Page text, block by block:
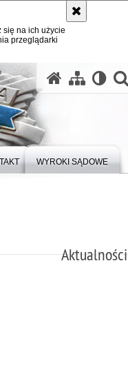
się na ich użycie
przeglądarki
WYROKI SĄDOWE
Aktualności